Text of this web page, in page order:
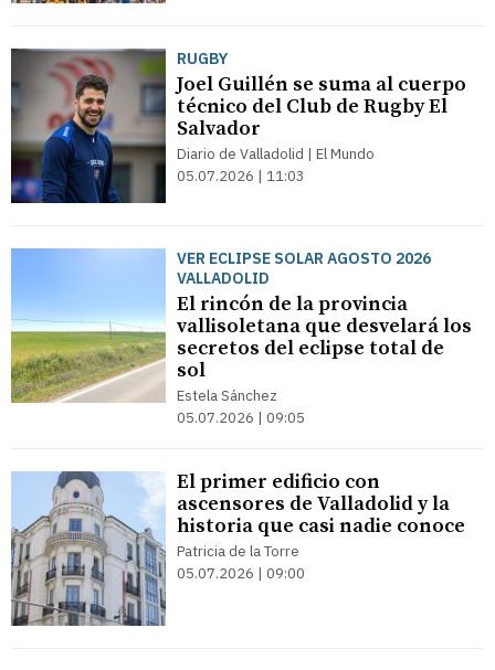
RUGBY
Joel Guillén se suma al cuerpo
técnico del Club de Rugby El
Salvador
Diario de Valladolid | El Mundo
05.07.2026 | 11:03
VER ECLIPSE SOLAR AGOSTO 2026
VALLADOLID
El rincón de la provincia
vallisoletana que desvelará los
secretos del eclipse total de
sol
Estela Sánchez
05.07.2026 | 09:05
El primer edificio con
ascensores de Valladolid y la
historia que casi nadie conoce
Patricia de la Torre
05.07.2026 | 09:00